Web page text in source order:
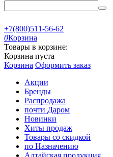
+7(800)511-56-62
0Корзина
Товары в корзине:
Корзина пуста
Корзина Оформить заказ
Акции
Бренды
Распродажа
почти Даром
Новинки
Хиты продаж
Товары со скидкой
по Назначению
Алтайская продукция